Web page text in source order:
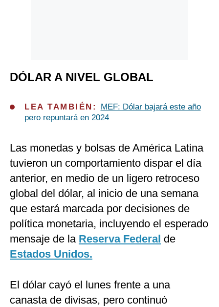
DÓLAR A NIVEL GLOBAL
LEA TAMBIÉN:
MEF: Dólar bajará este año
pero repuntará en 2024
Las monedas y bolsas de América Latina
tuvieron un comportamiento dispar el día
anterior, en medio de un ligero retroceso
global del dólar, al inicio de una semana
que estará marcada por decisiones de
política monetaria, incluyendo el esperado
mensaje de la Reserva Federal de
Estados Unidos.
El dólar cayó el lunes frente a una
canasta de divisas, pero continuó